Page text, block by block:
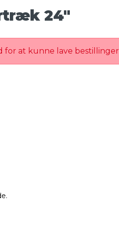
24"
for at kunne lave bestillinger